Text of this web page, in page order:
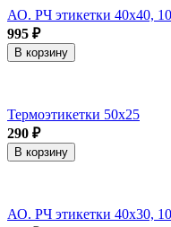
АО. РЧ этикетки 40х40,
995 ₽
В корзину
Термоэтикетки 50x25
290 ₽
В корзину
АО. РЧ этикетки 40х30,